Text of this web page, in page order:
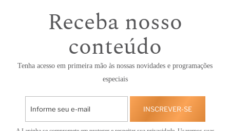
Receba nosso
conteúdo
Tenha acesso em primeira mão às nossas novidades e programações
especiais
INSCREVER-SE